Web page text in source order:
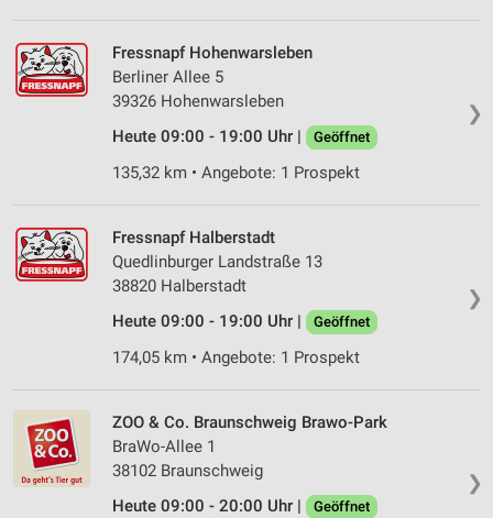
❯
Fressnapf Hohenwarsleben
Berliner Allee 5
39326 Hohenwarsleben
Heute 09:00 - 19:00 Uhr |
Geöffnet
135,32 km • Angebote: 1 Prospekt
❯
Fressnapf Halberstadt
Quedlinburger Landstraße 13
38820 Halberstadt
Heute 09:00 - 19:00 Uhr |
Geöffnet
174,05 km • Angebote: 1 Prospekt
❯
ZOO & Co. Braunschweig Brawo-Park
BraWo-Allee 1
38102 Braunschweig
Heute 09:00 - 20:00 Uhr |
Geöffnet